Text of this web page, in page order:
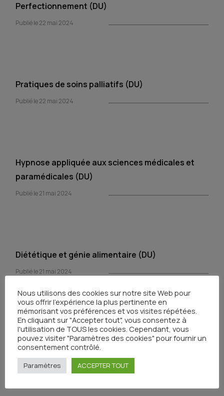
Perfectionnement (DU)
Publié le 22 mai 2024
Pratiques de soins palliatifs (DU)
Publié le 22 mai 2024
Hypnose appliquée aux sciences médicales et
paramédicales (DU)
Publié le 21 mai 2024
Diététique et génie alimentaire (DU)
Publié le 21 mai 2024
Pratiques addictives (DU)
Publié le 21 mai 2024
Nous utilisons des cookies sur notre site Web pour
vous offrir l'expérience la plus pertinente en
mémorisant vos préférences et vos visites répétées.
En cliquant sur "Accepter tout", vous consentez à
l'utilisation de TOUS les cookies. Cependant, vous
pouvez visiter "Paramètres des cookies" pour fournir un
consentement contrôlé.
Paramètres ACCEPTER TOUT